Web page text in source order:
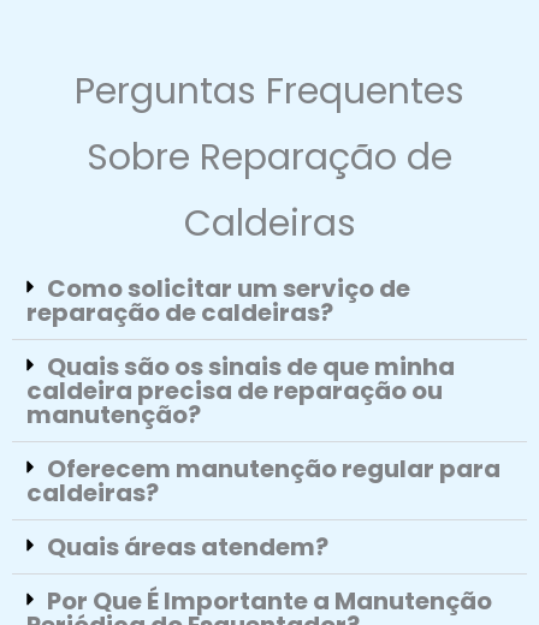
Perguntas Frequentes
Sobre Reparação de
Caldeiras
Como solicitar um serviço de
reparação de caldeiras?
Quais são os sinais de que minha
caldeira precisa de reparação ou
manutenção?
Oferecem manutenção regular para
caldeiras?
Quais áreas atendem?
Por Que É Importante a Manutenção